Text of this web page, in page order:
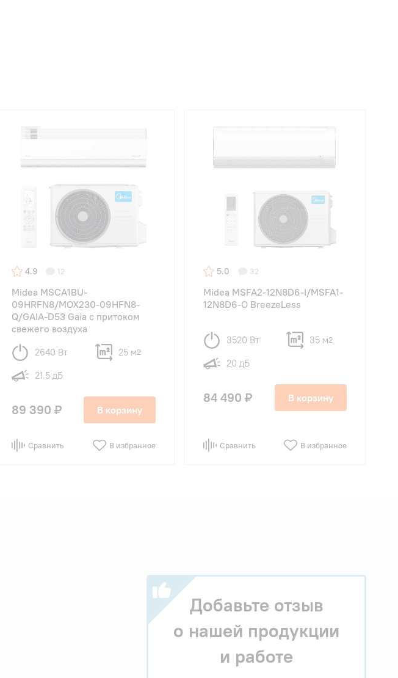
4.9 12
Midea MSCA1BU-
09HRFN8/MOX230-09HFN8-
Q/GAIA-D53 Gaia с притоком
свежего воздуха
2640 Вт 25 м2
21.5 дБ
89 390 ₽ В корзину
Сравнить В избранное
5.0 32
Midea MSFA2-12N8D6-I/MSFA1-
12N8D6-O BreezeLess
3520 Вт 35 м2
20 дБ
84 490 ₽ В корзину
Сравнить В избранное
Добавьте отзыв
о нашей продукции
и работе